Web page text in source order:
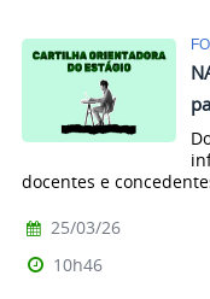
docentes e
25/03/26
10h46